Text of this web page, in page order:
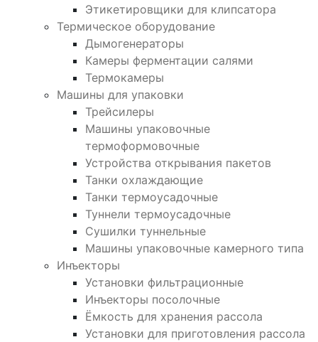
Этикетировщики для клипсатора
Термическое оборудование
Дымогенераторы
Камеры ферментации салями
Термокамеры
Машины для упаковки
Трейсилеры
Машины упаковочные
термоформовочные
Устройства открывания пакетов
Танки охлаждающие
Танки термоусадочные
Туннели термоусадочные
Сушилки туннельные
Машины упаковочные камерного типа
Инъекторы
Установки фильтрационные
Инъекторы посолочные
Ёмкость для хранения рассола
Установки для приготовления рассола